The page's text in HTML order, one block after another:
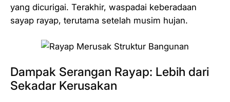
yang dicurigai. Terakhir, waspadai keberadaan
sayap rayap, terutama setelah musim hujan.
Dampak Serangan Rayap: Lebih dari
Sekadar Kerusakan